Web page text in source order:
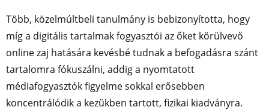
Több, közelmúltbeli tanulmány is bebizonyította, hogy
míg a digitális tartalmak fogyasztói az őket körülvevő
online zaj hatására kevésbé tudnak a befogadásra szánt
tartalomra fókuszálni, addig a nyomtatott
médiafogyasztók figyelme sokkal erősebben
koncentrálódik a kezükben tartott, fizikai kiadványra.